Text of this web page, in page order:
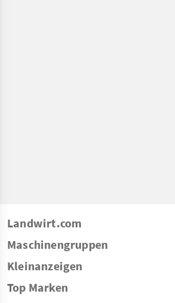
Landwirt.com
Maschinengruppen
Kleinanzeigen
Top Marken